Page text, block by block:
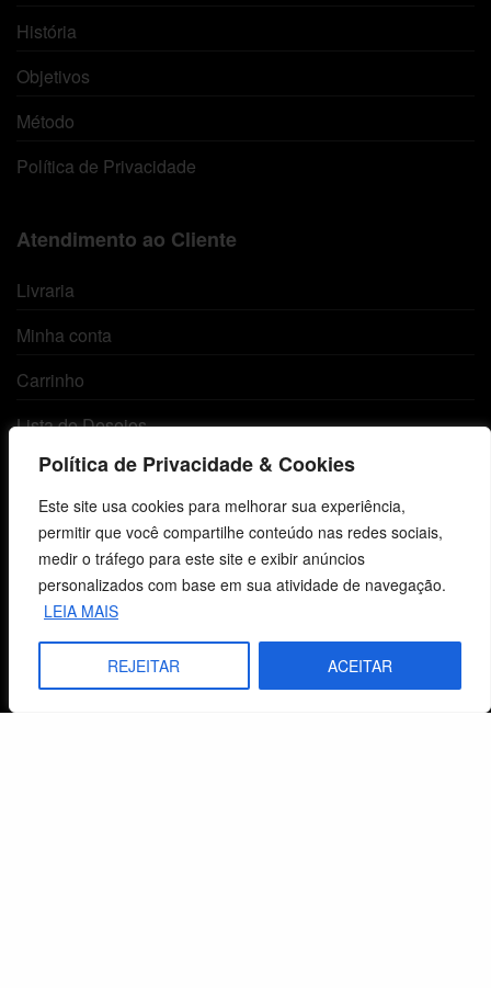
Política de Privacidade & Cookies
Este site usa cookies para melhorar sua experiência,
permitir que você compartilhe conteúdo nas redes sociais,
medir o tráfego para este site e exibir anúncios
personalizados com base em sua atividade de navegação.
LEIA MAIS
REJEITAR ACEITAR
História
Objetivos
Método
Política de Privacidade
Atendimento ao Cliente
Livraria
Minha conta
Carrinho
Lista de Desejos
Termos e Condições
Centro de Estudos Bíblicos
CNPJ: 29.832.607/0001-10
São Leopoldo, RS, Brasil